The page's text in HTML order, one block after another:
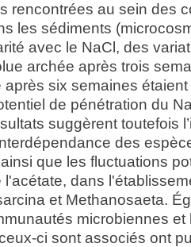
rencontrées au sein des
les sédiments
avec le NaCl, des
archée après trois
après six semaines
de pénétration du
suggèrent toutefois
des
que les fluctuations
l'acétate, dans
et Methanosaeta.
microbiennes et
ci sont associés ont